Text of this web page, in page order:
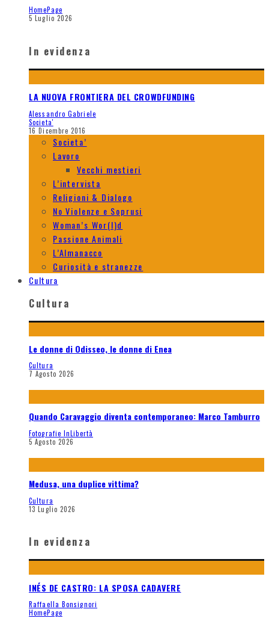
HomePage
5 Luglio 2026
In evidenza
LA NUOVA FRONTIERA DEL CROWDFUNDING
Alessandro Gabriele
Societa'
16 Dicembre 2016
Societa’
Lavoro
Vecchi mestieri
L’intervista
Religioni & Dialogo
No Violenze e Soprusi
Woman’s Wor(l)d
Passione Animali
L’Almanacco
Curiosità e stranezze
Cultura
Cultura
Le donne di Odisseo, le donne di Enea
Cultura
7 Agosto 2026
Quando Caravaggio diventa contemporaneo: Marco Tamburro
Fotografie InLibertà
5 Agosto 2026
Medusa, una duplice vittima?
Cultura
13 Luglio 2026
In evidenza
INÉS DE CASTRO: LA SPOSA CADAVERE
Raffaella Bonsignori
HomePage